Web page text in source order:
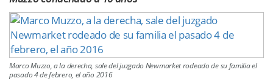
Marco Muzzo, a la derecha, sale del juzgado Newmarket rodeado de su familia el
pasado 4 de febrero, el año 2016